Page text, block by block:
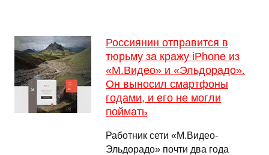
Россиянин отправится в
тюрьму за кражу iPhone из
«М.Видео» и «Эльдорадо».
Он выносил смартфоны
годами, и его не могли
поймать
Работник сети «М.Видео-
Эльдорадо» почти два года